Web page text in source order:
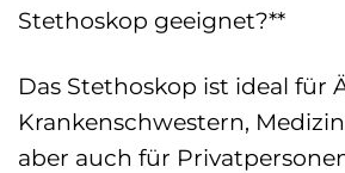
Stethoskop geeignet?**
Das Stethoskop ist ideal für
Krankenschwestern,
aber auch für